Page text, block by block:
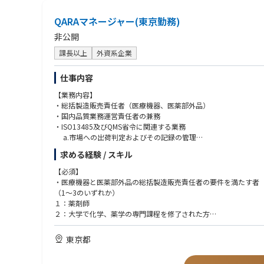
QARAマネージャー(東京勤務)
非公開
課長以上 外資系企業
仕事内容
【業務内容】
・総括製造販売責任者（医療機器、医薬部外品）
・国内品質業務運営責任者の兼務
・ISO13485及びQMS省令に関連する業務
a.市場への出荷判定およびその記録の管理
b.最終製品の保管場所の管理
c.薬機法で定める品質の合意文書の管理・更新
d.不適合品の取り扱い全般、回収対応
e.品質管理に必要な監査の対応（内部と外部）
f.SOPその他文書・記録の管理と維持
・QARA（品質保証・薬事）部門のマネジメント（現在は部下1名
・返品の再出荷判定
・製品廃止手続き
求める経験 / スキル
【必須】
・医療機器と医薬部外品の総括製造販売責任者の要件を満たす者
（1～3のいずれか）
１：薬剤師
２：大学で化学、薬学の専門課程を修了された方
３：医療機器・医薬品・再生医療製品の製販実務経験5年で、そ
東京都